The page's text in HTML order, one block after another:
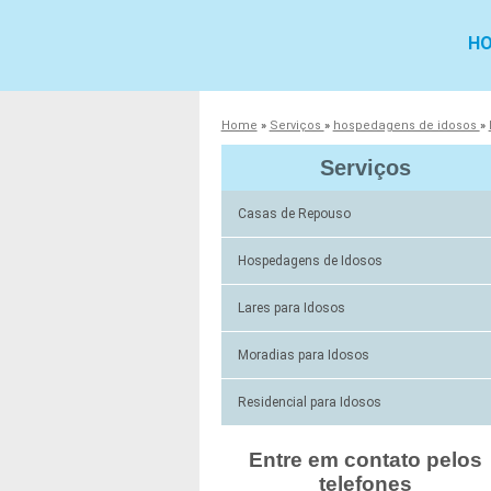
Home » Serviços » hospedagens de idosos »
Serviços
Casas de Repouso
Hospedagens de Idosos
Lares para Idosos
Moradias para Idosos
Residencial para Idosos
Entre em contato pelos
telefones